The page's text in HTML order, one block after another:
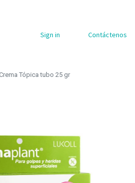
Sign in Contáctenos
Tópica tubo 25 gr